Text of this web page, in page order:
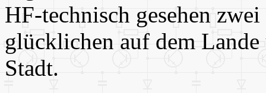
HF-technisch gesehen
glücklichen auf dem
Stadt.